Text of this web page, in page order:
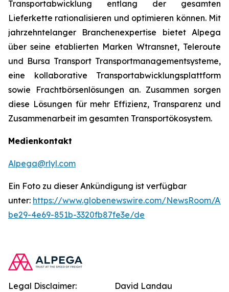
Transportabwicklung entlang der gesamten
Lieferkette rationalisieren und optimieren können. Mit
jahrzehntelanger Branchenexpertise bietet Alpega
über seine etablierten Marken Wtransnet, Teleroute
und Bursa Transport Transportmanagementsysteme,
eine kollaborative Transportabwicklungsplattform
sowie Frachtbörsenlösungen an. Zusammen sorgen
diese Lösungen für mehr Effizienz, Transparenz und
Zusammenarbeit im gesamten Transportökosystem.
Medienkontakt
Alpega@rlyl.com
Ein Foto zu dieser Ankündigung ist verfügbar
unter: https://www.globenewswire.com/NewsRoom/
be29-4e69-851b-3320fb87fe3e/de
David Landau
Legal Disclaimer: